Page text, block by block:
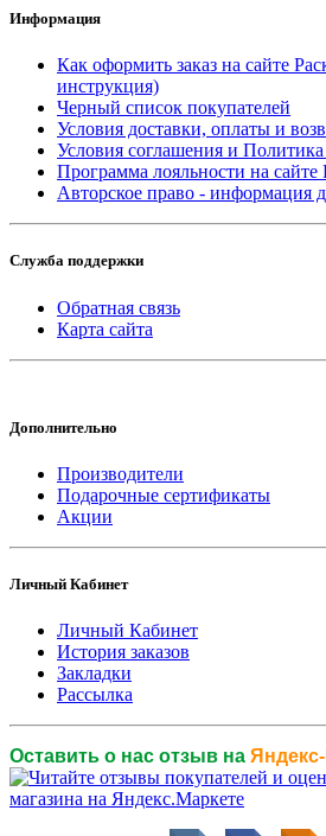
Информация
Как оформить заказ на сайте
инструкция)
Черный список покупателей
Условия доставки, оплаты и
Условия соглашения и Политика
Программа лояльности на сайте
Авторское право - информация
Служба поддержки
Обратная связь
Карта сайта
Дополнительно
Производители
Подарочные сертификаты
Акции
Личный Кабинет
Личный Кабинет
История заказов
Закладки
Рассылка
Оставить о нас отзыв на